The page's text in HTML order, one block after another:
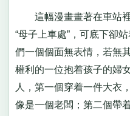
這幅漫畫畫著在車站裡
“母子上車處”，可底下卻
們一個個面無表情，若無
權利的一位抱着孩子的婦
人，第一個穿着一件大衣
像是一個老闆；第二個帶